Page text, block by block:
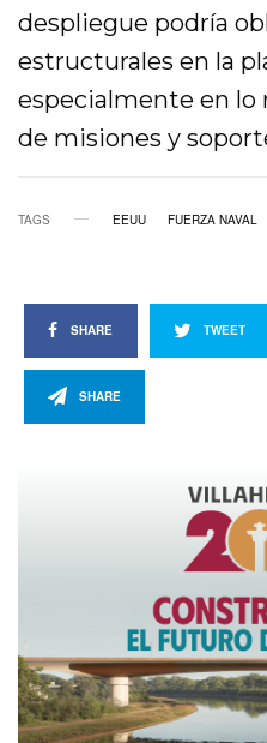
despliegue podría
estructurales en la
especialmente en lo
de misiones y
TAGS EEUU FUERZA NAVAL
SHARE TWEET
SHARE